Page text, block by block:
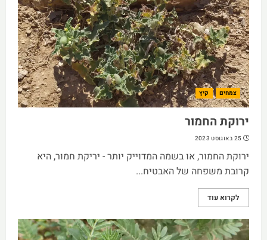
צמחים קיץ
ירוקת החמור
25 באוגוסט 2023
ירוקת החמור, או בשמה המדוייק יותר - יריקת חמור, היא
קרובת משפחה של האבטיח...
לקרוא עוד